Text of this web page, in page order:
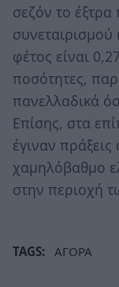
σεζόν το
συνεταιρισµού
φέτος είναι
ποσότητες,
πανελλαδικά
Επίσης, στα
έγιναν
χαµηλόβαθµο
στην περιοχή
TAGS: ΑΓΟΡΑ